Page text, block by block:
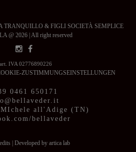
TRANQUILLO & FIGLI SOCIETÀ SEMPLICE
@ 2026 | All right reserved
IVA 02776890226
ZUSTIMMUNGSEINSTELLUNGEN
0461 650171
MIchele all'Adige (TN)
bellaveder
Developed by artica lab